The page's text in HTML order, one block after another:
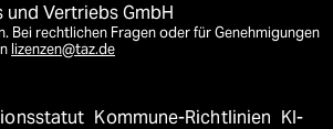
und Vertriebs GmbH
Bei rechtlichen Fragen oder für Genehmigungen
lizenzen@taz.de
Kommune-Richtlinien KI-